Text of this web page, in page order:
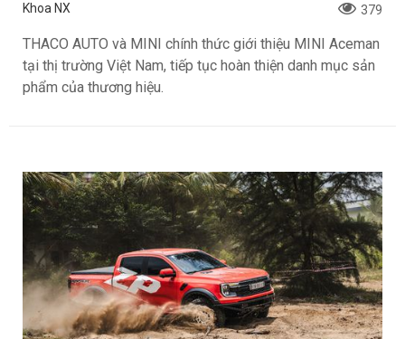
Khoa NX 379
THACO AUTO và MINI chính thức giới thiệu MINI Aceman
tại thị trường Việt Nam, tiếp tục hoàn thiện danh mục sản
phẩm của thương hiệu.